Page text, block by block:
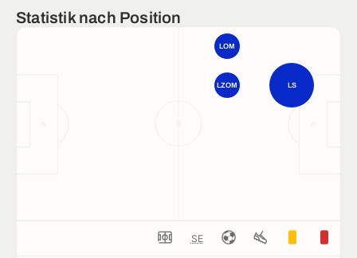
Statistik nach Position
LS
LZOM
LOM
SE